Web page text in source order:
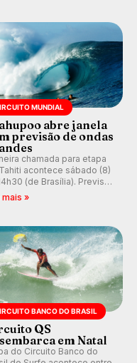
em esporte e indústria.
MUNDIAL
abre janela
previsão de ondas
chamada para etapa
acontece sábado (8)
(de Brasília). Previsão
swell consistente.
Slater convidado.
mais »
BANCO DO BRASIL
QS
em Natal
do Circuito Banco do